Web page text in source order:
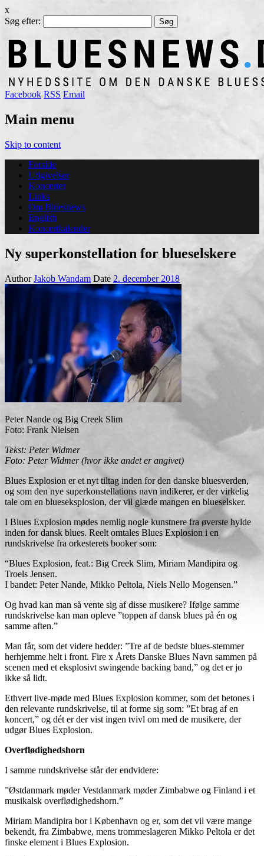
x
Søg efter:
Facebook RSS Email
Main menu
Skip to content
Forside
Udgivelser
Koncerter
Links
Om Bluesnews
English
Koncertkalender
Ny superkonstellation for blueselskere
AuthorJakob Wandam Date 2. december 2018
Peter Nande og Big Creek Slim
Foto: Frank Nielsen
Tekst: Peter Widmer
Foto: Peter Widmer (hvor ikke andet er angivet)
Blues Explosion er et nyt tiltag inden for den danske bluesverden,
og som den nye superkonstellations navn indikerer, er der virkelig
tale om en blueseksplosion, der vil glæde mangen en blueselsker.
I Blues Explosion mødes nemlig nogle kunstnere fra øverste hylde
inden for dansk blues. Reelt omtales Blues Explosion i en
rundskrivelse fra orkesterets booker som:
“Blues Explosion, feat.: Big Creek Slim, Miriam Mandipira og
Troels Jensen.
I bandet: Peter Nande, Mikko Peltola, Niels Nello Mogensen.”
Og hvad kan man så vente sig af disse musikere? Ifølge samme
rundskrivelse kan man opleve ”toppen af dansk blues på én og
samme aften.”
Man får, som det videre hedder: ”Tre af de bedste blues-stemmer
herhjemme helt i front. Fire x Årets Danske Blues Navn sammen på
scenen med et eksplosivt swingende backing band,” og det er jo
ikke så lidt.
Ethvert live-møde med Blues Explosion kommer, som det betones i
den relevante rundskrivelse, til at forme sig som: ”Et brag af en
koncert,” og dét er der vist ingen tvivl om med de musikere, der
udgør Blues Explosion.
Overflødighedshorn
I samme rundskrivelse står der endvidere:
”Østdanmark møder Vestdanmark møder Zimbabwe og Finland i et
musikalsk overflødighedshorn.”
Miriam Mandipira bor i København og er, som det vil være mange
bekendt, fra Zimbabwe, mens trommeslageren Mikko Peltola er det
finske element i Blues Explosion.